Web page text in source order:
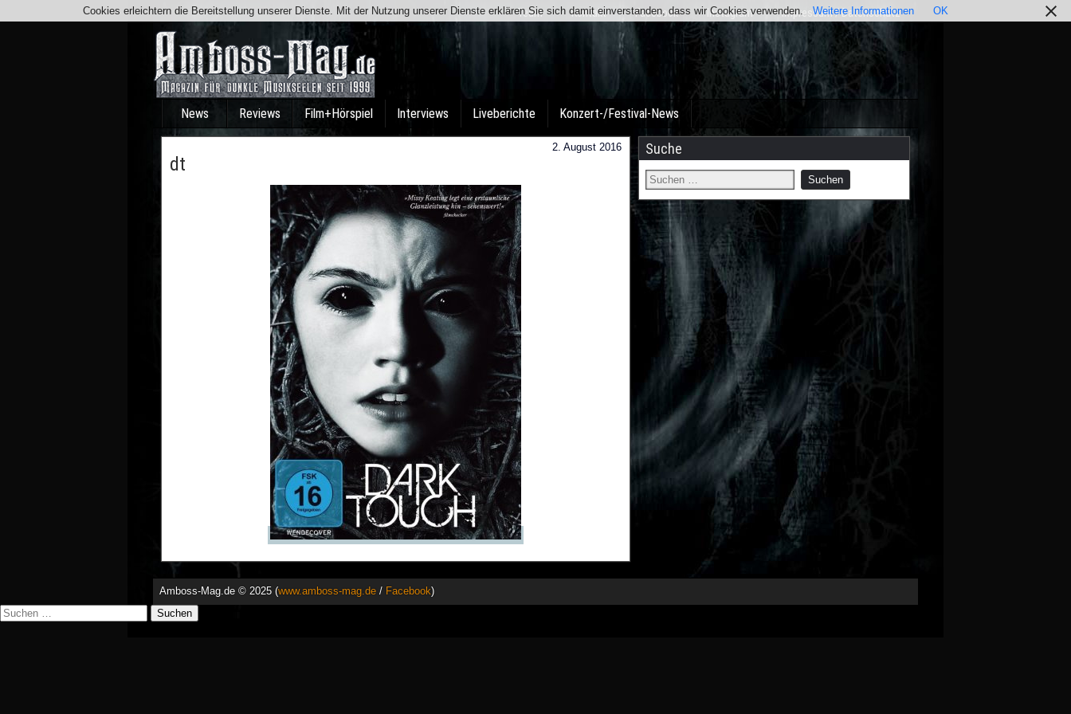
Team Kontakt Facebook Instagram Impressum / Datenschutz
News Reviews Film+Hörspiel Interviews Liveberichte Konzert-/Festival-News
2. August 2016
dt
Suche
Amboss-Mag.de © 2025 (www.amboss-mag.de / Facebook)
Cookies erleichtern die Bereitstellung unserer Dienste. Mit der Nutzung unserer Dienste erklären Sie sich damit einverstanden, dass wir Cookies verwenden. Weitere Informationen OK